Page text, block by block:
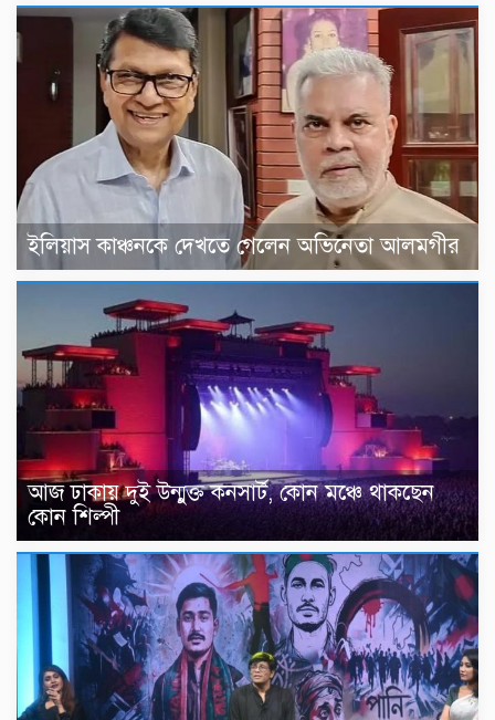
ইলিয়াস কাঞ্চনকে দেখতে গেলেন অভিনেতা আলমগীর
আজ ঢাকায় দুই উন্মুক্ত কনসার্ট, কোন মঞ্চে থাকছেন
কোন শিল্পী